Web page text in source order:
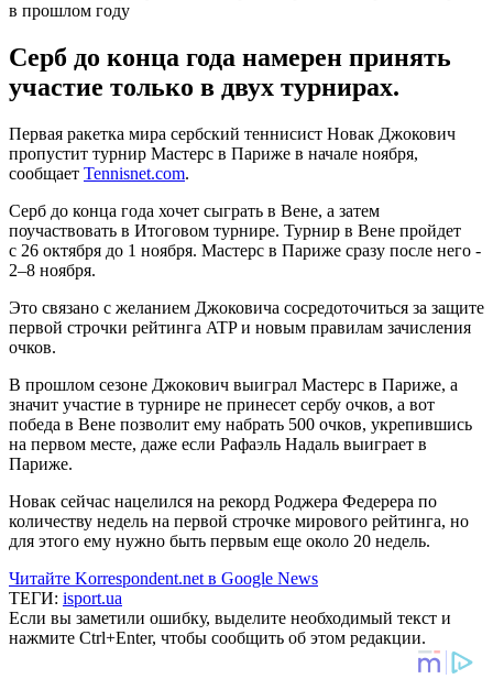
Серб до конца года намерен принять
участие только в двух турнирах.
Первая ракетка мира сербский теннисист Новак Джокович
пропустит турнир Мастерс в Париже в начале ноября,
сообщает Tennisnet.com.
Серб до конца года хочет сыграть в Вене, а затем
поучаствовать в Итоговом турнире. Турнир в Вене пройдет
с 26 октября до 1 ноября. Мастерс в Париже сразу после него -
2–8 ноября.
Это связано с желанием Джоковича сосредоточиться за защите
первой строчки рейтинга ATP и новым правилам зачисления
очков.
В прошлом сезоне Джокович выиграл Мастерс в Париже, а
значит участие в турнире не принесет сербу очков, а вот
победа в Вене позволит ему набрать 500 очков, укрепившись
на первом месте, даже если Рафаэль Надаль выиграет в
Париже.
Новак сейчас нацелился на рекорд Роджера Федерера по
количеству недель на первой строчке мирового рейтинга, но
для этого ему нужно быть первым еще около 20 недель.
Читайте Korrespondent.net в Google News
ТЕГИ: isport.ua
Если вы заметили ошибку, выделите необходимый текст и
нажмите Ctrl+Enter, чтобы сообщить об этом редакции.